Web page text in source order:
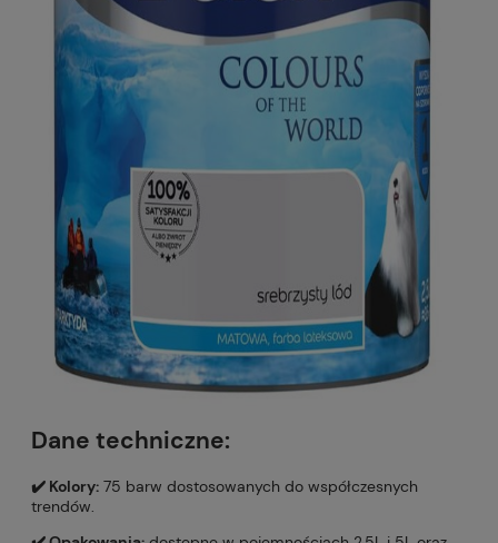
Dane techniczne:
✔️ Kolory: 75 barw dostosowanych do współczesnych
trendów.